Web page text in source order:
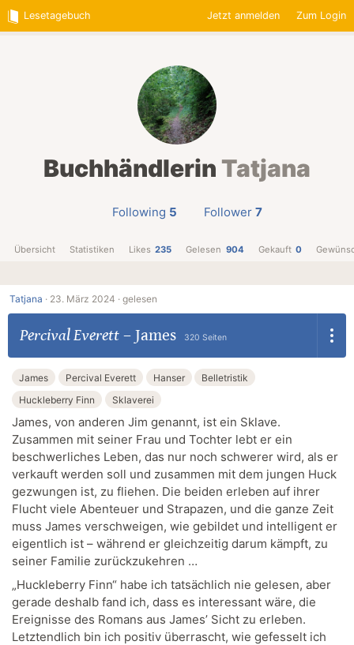
Lesetagebuch Jetzt anmelden Zum Login
Buchhändlerin Tatjana
Following 5 Follower 7
Übersicht Statistiken Likes 235 Gelesen 904 Gekauft 0
Tatjana · 23. März 2024 · gelesen
Percival Everett– James 320 Seiten
James Percival Everett Hanser
Belletristik
Huckleberry Finn
Sklaverei
James, von anderen Jim genannt, ist ein Sklave.
Zusammen mit seiner Frau und Tochter lebt er ein
beschwerliches Leben, das nur noch schwerer wird, als er
verkauft werden soll und zusammen mit dem jungen Huck
gezwungen ist, zu fliehen. Die beiden erleben auf ihrer
Flucht viele Abenteuer und Strapazen, und die ganze Zeit
muss James verschweigen, wie gebildet und intelligent er
eigentlich ist – während er gleichzeitig darum kämpft, zu
seiner Familie zurückzukehren …
„Huckleberry Finn“ habe ich tatsächlich nie gelesen, aber
gerade deshalb fand ich, dass es interessant wäre, die
Ereignisse des Romans aus James’ Sicht zu erleben.
Letztendlich bin ich positiv überrascht, wie gefesselt ich